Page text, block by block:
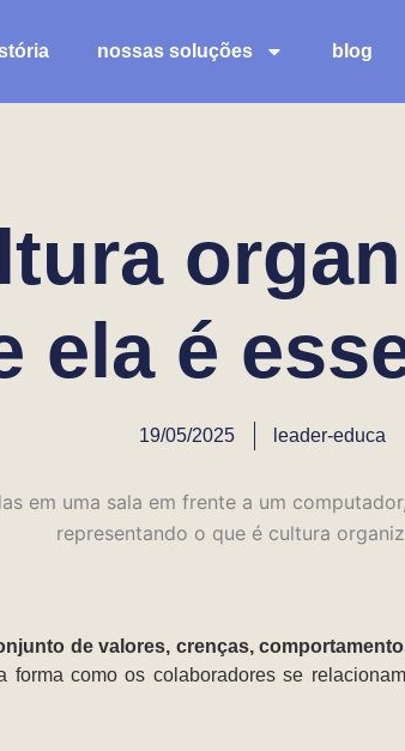
nossas soluções blog
ela é
19/05/2025 leader-educa
de valores, crenças,
forma como os colaboradores se